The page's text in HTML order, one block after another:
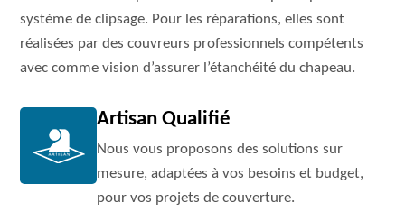
système de clipsage. Pour les réparations, elles sont
réalisées par des couvreurs professionnels compétents
avec comme vision d’assurer l’étanchéité du chapeau.
Artisan Qualifié
Nous vous proposons des solutions sur
mesure, adaptées à vos besoins et budget,
pour vos projets de couverture.